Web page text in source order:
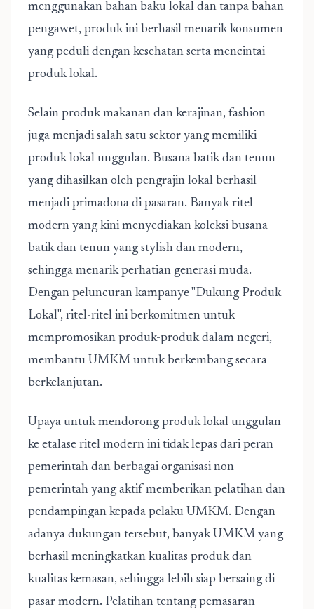
menggunakan bahan baku lokal dan tanpa bahan
pengawet, produk ini berhasil menarik konsumen
yang peduli dengan kesehatan serta mencintai
produk lokal.
Selain produk makanan dan kerajinan, fashion
juga menjadi salah satu sektor yang memiliki
produk lokal unggulan. Busana batik dan tenun
yang dihasilkan oleh pengrajin lokal berhasil
menjadi primadona di pasaran. Banyak ritel
modern yang kini menyediakan koleksi busana
batik dan tenun yang stylish dan modern,
sehingga menarik perhatian generasi muda.
Dengan peluncuran kampanye "Dukung Produk
Lokal", ritel-ritel ini berkomitmen untuk
mempromosikan produk-produk dalam negeri,
membantu UMKM untuk berkembang secara
berkelanjutan.
Upaya untuk mendorong produk lokal unggulan
ke etalase ritel modern ini tidak lepas dari peran
pemerintah dan berbagai organisasi non-
pemerintah yang aktif memberikan pelatihan dan
pendampingan kepada pelaku UMKM. Dengan
adanya dukungan tersebut, banyak UMKM yang
berhasil meningkatkan kualitas produk dan
kualitas kemasan, sehingga lebih siap bersaing di
pasar modern. Pelatihan tentang pemasaran